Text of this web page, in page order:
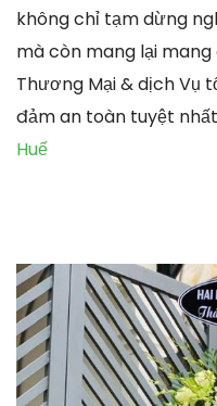
không chỉ tạm dừng
mà còn mang lại
Thương Mại & dịch Vụ
đảm an toàn tuyệt nhất
Huế